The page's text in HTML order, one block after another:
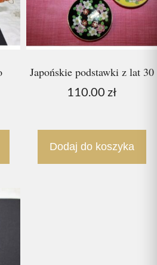
Japońskie podstawki z lat 30
110.00 zł
Dodaj do koszyka